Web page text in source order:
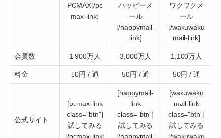
PCMAX[/pc
max-link]
ハッピーメ
ール
[/happymail-
link]
ワクワクメ
ール
[/wakuwaku
mail-link]
会員数 1,900万人 3,000万人 1,100万人
料金 50円 / 通 50円 / 通 50円 / 通
公式サイト
[pcmax-link
class=”btn”]
試してみる
[/pcmax-link]
[happymail-
link
class=”btn”]
試してみる
[/happymail-
[wakuwaku
mail-link
class=”btn”]
試してみる
[/wakuwaku